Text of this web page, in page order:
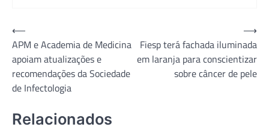
Navegação
de
Post
⟵
APM e Academia de Medicina
apoiam atualizações e
recomendações da Sociedade
de Infectologia
Fiesp terá fachada iluminada
em laranja para conscientizar
sobre câncer de pele
⟶
Relacionados